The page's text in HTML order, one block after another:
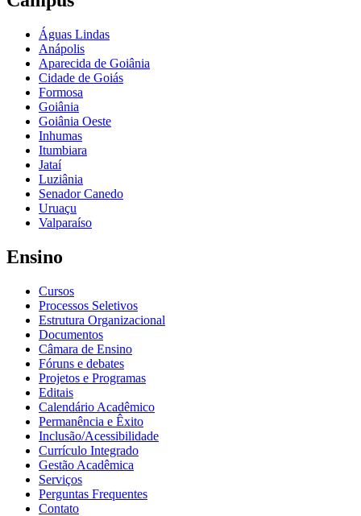
Águas Lindas
Anápolis
Aparecida de Goiânia
Cidade de Goiás
Formosa
Goiânia
Goiânia Oeste
Inhumas
Itumbiara
Jataí
Luziânia
Senador Canedo
Uruaçu
Valparaíso
Ensino
Cursos
Processos Seletivos
Estrutura Organizacional
Documentos
Câmara de Ensino
Fóruns e debates
Projetos e Programas
Editais
Calendário Acadêmico
Permanência e Êxito
Inclusão/Acessibilidade
Currículo Integrado
Gestão Acadêmica
Serviços
Perguntas Frequentes
Contato